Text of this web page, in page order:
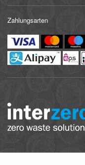
Zahlungsarten